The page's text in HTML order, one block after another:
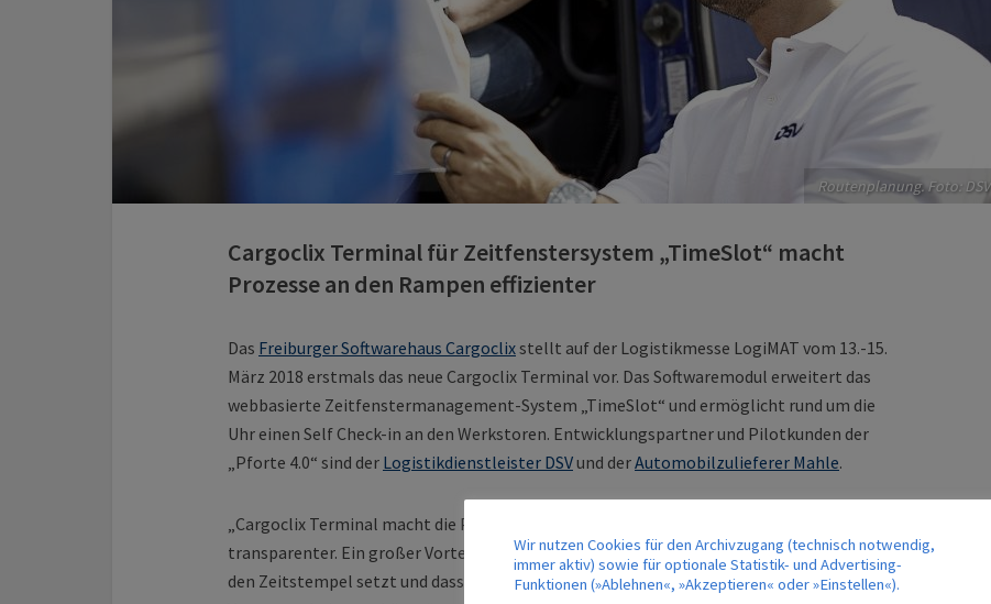
Routenplanung. Foto: DSV
Cargoclix Terminal für Zeitfenstersystem „TimeSlot“ macht
Prozesse an den Rampen effizienter
Das Freiburger Softwarehaus Cargoclixstellt auf der Logistikmesse LogiMAT vom 13.-15.
März 2018 erstmals das neue Cargoclix Terminal vor. Das Softwaremodul erweitert das
webbasierte Zeitfenstermanagement-System „TimeSlot“ und ermöglicht rund um die
Uhr einen Self Check-in an den Werkstoren. Entwicklungspartner und Pilotkunden der
„Pforte 4.0“ sind der Logistikdienstleister DSVund derAutomobilzulieferer Mahle.
„Cargoclix Terminal macht die Prozesse an den Werkstoren deutlich schlanker und
transparenter. Ein großer Vorteil ist, dass der Fahrer mit seiner Anmeldung jetzt selbst
den Zeitstempel setzt und dass Diskussionen über tatsächliche Wartezeiten damit der
Wir nutzen Cookies für den Archivzugang (technisch notwendig,
immer aktiv) sowie für optionale Statistik- und Advertising-
Funktionen (»Ablehnen«, »Akzeptieren« oder »Einstellen«).